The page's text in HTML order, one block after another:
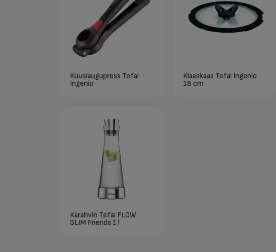
Küüslaugupress Tefal
Ingenio
Klaaskaas Tefal Ingenio
18 cm
Karahvin Tefal FLOW
SLIM Friends 1 l